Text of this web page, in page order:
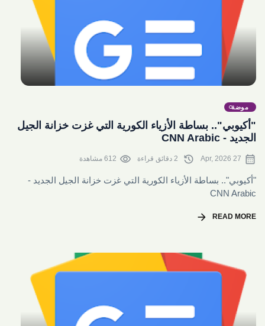
موضة
"أكيوبي".. بساطة الأزياء الكورية التي غزت خزانة الجيل
الجديد - CNN Arabic
calendar_month
27 Apr, 2026
history
visibility 612 مشاهدة
"أكيوبي".. بساطة الأزياء الكورية التي غزت خزانة الجيل الجديد -
CNN Arabic
READ MORE
arrow_forward